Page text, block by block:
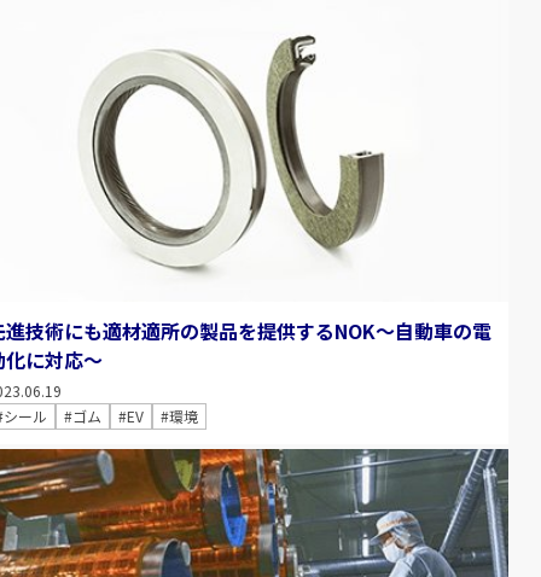
進技術にも適材適所の製品を提供するNOK～自動車の電
化に対応～
シール
#ゴム #EV #環境